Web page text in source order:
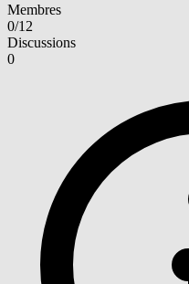
Membres
0/12
Discussions
0